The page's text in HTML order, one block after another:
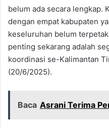
belum ada secara lengkap.
dengan empat kabupaten
keseluruhan belum
penting sekarang adalah
koordinasi se-Kalimantan
(20/6/2025).
Baca Asrani Terima